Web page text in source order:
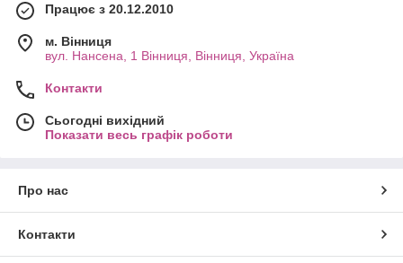
Працює з 20.12.2010
м. Вінниця
вул. Нансена, 1 Вінниця, Вінниця, Україна
Контакти
Сьогодні вихідний
Показати весь графік роботи
Про нас
Контакти